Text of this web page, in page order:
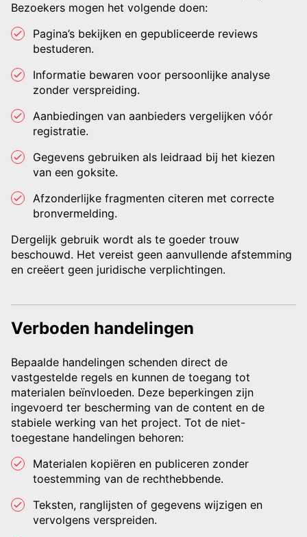
Bezoekers mogen het volgende doen:
Pagina’s bekijken en gepubliceerde reviews
bestuderen.
Informatie bewaren voor persoonlijke analyse
zonder verspreiding.
Aanbiedingen van aanbieders vergelijken vóór
registratie.
Gegevens gebruiken als leidraad bij het kiezen
van een goksite.
Afzonderlijke fragmenten citeren met correcte
bronvermelding.
Dergelijk gebruik wordt als te goeder trouw
beschouwd. Het vereist geen aanvullende afstemming
en creëert geen juridische verplichtingen.
Verboden handelingen
Bepaalde handelingen schenden direct de
vastgestelde regels en kunnen de toegang tot
materialen beïnvloeden. Deze beperkingen zijn
ingevoerd ter bescherming van de content en de
stabiele werking van het project. Tot de niet-
toegestane handelingen behoren:
Materialen kopiëren en publiceren zonder
toestemming van de rechthebbende.
Teksten, ranglijsten of gegevens wijzigen en
vervolgens verspreiden.